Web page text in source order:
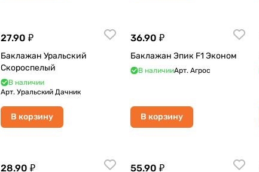
27.90 ₽
Баклажан Уральский
Скороспелый
В наличии
Арт. Уральский Дачник
В корзину
36.90 ₽
Баклажан Эпик F1 Эконом
В наличииАрт. Агрос
В корзину
28.90 ₽ 55.90 ₽